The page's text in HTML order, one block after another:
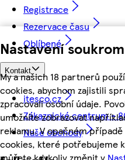
Nastavení
My a našich 18 partnerů
cookies, abychom zajistili
zpracovali osobní údaje.
umožníte zobrazovat
reklamu. V opačném
cookies, které potřebujeme
můžete kdykoliv změnit v
Registrace
Rezervace času
Oblíbené
Kontakt
itesco.cz
Zákaznické centrum -
Naše obchody